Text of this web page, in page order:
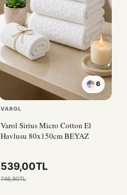
6
VAROL
Varol Sirius Micro Cotton El
Havlusu 80x150cm BEYAZ
539,00TL
746,90TL